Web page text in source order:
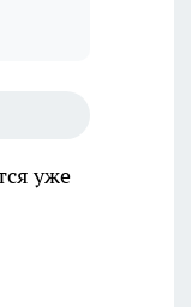
уже